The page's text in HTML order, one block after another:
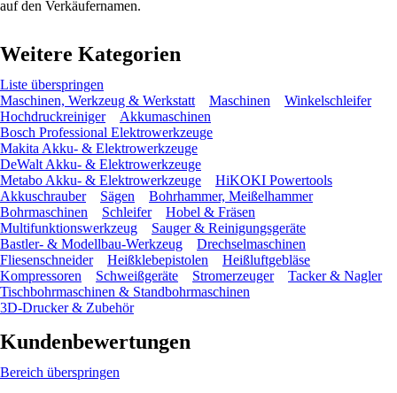
auf den Verkäufernamen.
Weitere Kategorien
Liste überspringen
Maschinen, Werkzeug & Werkstatt
Maschinen
Winkelschleifer
Hochdruckreiniger
Akkumaschinen
Bosch Professional Elektrowerkzeuge
Makita Akku- & Elektrowerkzeuge
DeWalt Akku- & Elektrowerkzeuge
Metabo Akku- & Elektrowerkzeuge
HiKOKI Powertools
Akkuschrauber
Sägen
Bohrhammer, Meißelhammer
Bohrmaschinen
Schleifer
Hobel & Fräsen
Multifunktionswerkzeug
Sauger & Reinigungsgeräte
Bastler- & Modellbau-Werkzeug
Drechselmaschinen
Fliesenschneider
Heißklebepistolen
Heißluftgebläse
Kompressoren
Schweißgeräte Stromerzeuger
Tacker & Nagler
Tischbohrmaschinen & Standbohrmaschinen
3D-Drucker & Zubehör
Kundenbewertungen
Bereich überspringen